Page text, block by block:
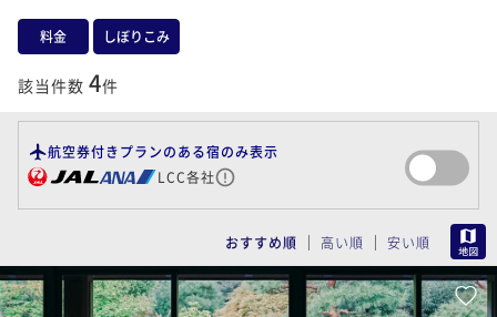
料金 しぼりこみ
該当件数 4件
航空券付きプランのある宿のみ表示
LCC各社
おすすめ順 高い順 安い順